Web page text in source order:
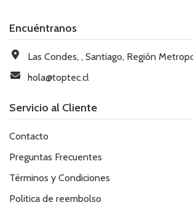
Encuéntranos
Las Condes, , Santiago, Región
hola@toptec.cl
Servicio al Cliente
Contacto
Preguntas Frecuentes
Términos y Condiciones
Politica de reembolso